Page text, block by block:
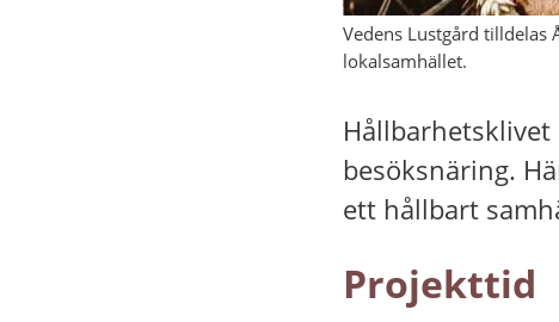
Vedens Lustgård
lokalsamhället.
besöksnäring.
ett hållbart
Projekttid